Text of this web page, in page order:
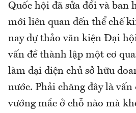
Quốc hội đã sửa đổi và ban
mới liên quan đến thể chế
nay dự thảo văn kiện Đại
vấn đề thành lập một cơ
làm đại diện chủ sở hữu
nước. Phải chăng đây là vấn
vướng mắc ở chỗ nào mà